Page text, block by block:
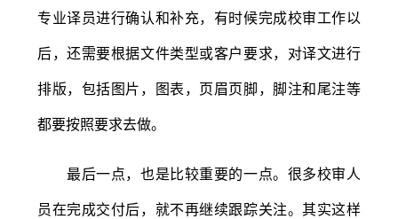
专业译员进行确认和补充，有时候完成校审工作以
后，还需要根据文件类型或客户要求，对译文进行
排版，包括图片，图表，页眉页脚，脚注和尾注等
都要按照要求去做。
最后一点，也是比较重要的一点。很多校审人
员在完成交付后，就不再继续跟踪关注。其实这样